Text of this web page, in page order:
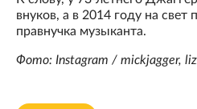
внуков, а в 2014 году на свет
правнучка музыканта.
Фото: Instagram / mickjagger,